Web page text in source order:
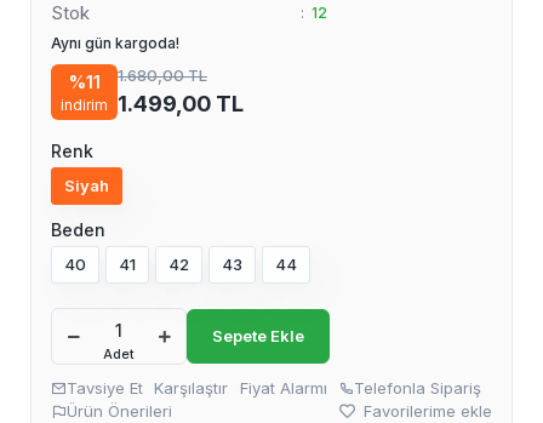
Stok : 12
Aynı gün kargoda!
%11
indirim
1.680,00 TL
1.499,00 TL
Renk
Siyah
Beden
40 41 42 43 44
Adet
Sepete Ekle
Tavsiye Et Karşılaştır Fiyat Alarmı
Telefonla Sipariş
Ürün Önerileri
Favorilerime ekle